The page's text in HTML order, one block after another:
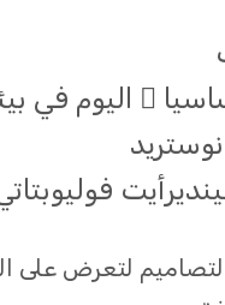
اليوم في
لتعرض